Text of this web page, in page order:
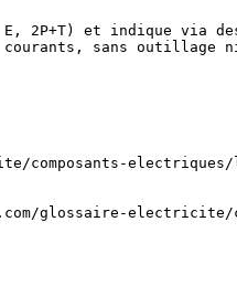
2P+T) et indique via
sans outillage ni
glossaire-electricite/